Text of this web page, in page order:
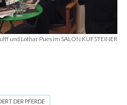
und Lothar Pues im SALON KUFSTEINER
DER PFERDE